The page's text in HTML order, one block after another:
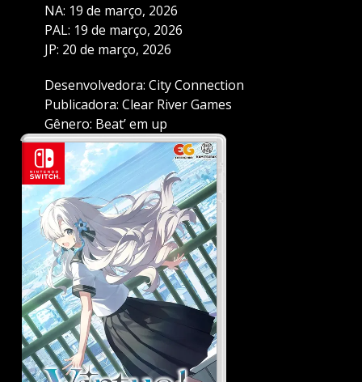
NA: 19 de março, 2026
PAL: 19 de março, 2026
JP: 20 de março, 2026
Desenvolvedora: City Connection
Publicadora: Clear River Games
Gênero: Beat’ em up